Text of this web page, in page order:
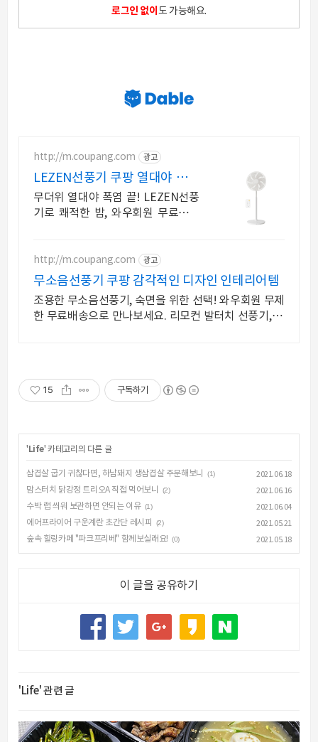
로그인 없이 도 가능해요.
http://m.coupang.com 광고
LEZEN선풍기 쿠팡 열대야 없는
꿀잠 예약
무더위 열대야 폭염 끝! LEZEN선풍
기로 쾌적한 밤, 와우회원 무료배송
http://m.coupang.com 광고
무소음선풍기 쿠팡 감각적인 디자인 인테리어템
조용한 무소음선풍기, 숙면을 위한 선택! 와우회원 무제
한 무료배송으로 만나보세요. 리모컨 발터치 선풍기, 오
15 구독하기
' Life' 카테고리의 다른 글
삼겹살 굽기 귀찮다면, 하남돼지 생삼겹살 주문해보니 (1)
2021.06.18
맘스터치 닭강정 트리오A 직접 먹어보니
(2)
2021.06.16
수박 랩 씌워 보관하면 안되는 이유 (1)
2021.06.04
에어프라이어 구운계란 초간단 레시피
(2)
2021.05.21
숲속 힐링카페 "파크프리베" 함께보실래요! (0) 2021.05.18
이 글을 공유하기
'Life' 관련 글